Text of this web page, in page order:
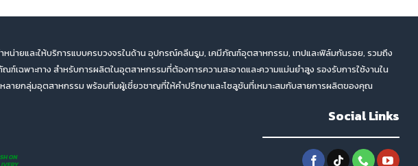
หน่ายและให้บริการแบบครบวงจรในด้าน อุปกรณ์คลีนรูม, เคมีภัณฑ์อุตสาหกรรม, เทปและฟิล์มกันรอย, รวมถึง
ฑ์เฉพาะทาง สำหรับการผลิตในอุตสาหกรรมที่ต้องการความสะอาดและความแม่นยำสูง รองรับการใช้งานใน
ลายกลุ่มอุตสาหกรรม พร้อมทีมผู้เชี่ยวชาญที่ให้คำปรึกษาและโซลูชันที่เหมาะสมกับสายการผลิตของคุณ
Social Links